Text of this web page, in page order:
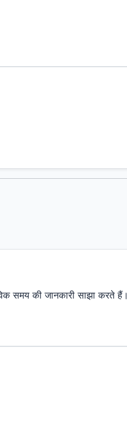
समय की जानकारी साझा करते हैं।